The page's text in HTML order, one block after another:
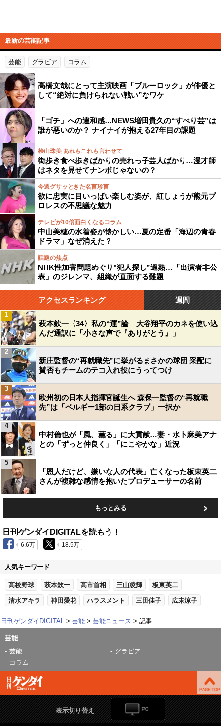
最新の芸能記事
芸能 グラビア コラム
高橋文哉にとって主演映画「ブルーロック」が俳優と
して“絶対に負けられない戦い”なワケ
「ゴチ」への違和感…NEWS増田貴久の“すべり芸”は
誰が悪いのか？ ナイナイが抱える27年目の課題
桧山珠美 あれもこれも言わせて
街歩き食べ歩きばかりの売れっ子芸人ばかり…漫才師
はネタを見せてナンボじゃないの？
今週グサッときた名言珍言
欲に忠実に目いっぱい楽しむ姿が、紅しょうが熊元プ
ロレスの不思議な魅力
テレビが10倍面白くなるコラム
中山美穂の水着姿が懐かしい…夏の定番「海辺の青春
ドラマ」なぜ消えた？
話題の焦点
NHK性加害問題めぐり"犯人探し”過熱…「出演者非公
表」のジレンマ、組織が直面する難題
アクセスランキング 週間
萩本欽一〈34〉私の“運”論 大谷翔平のカネを使い込
んだ通訳に「小さな声で『ありがとう』」
1
新庄監督の“再就職先”に挙がるまさかの球団 采配に
賛否もチームのテコ入れ役にうってつけ
2
欧州初の日本人指揮官誕生へ 森保一監督の“再就職
先”は「ベルギー1部の日系クラブ」一択か
3
中村倫也が「風、薫る」に大貢献…妻・水卜麻美アナ
との「ずっと仲良く」「にこやかな」近況
4
「恩人だけど、嫌いな人の代表」亡くなった板東英二
さんが複雑な感情を抱いたプロデューサーの名前
5
もっとみる
日刊ゲンダイDIGITALを読もう！
6.6万 18.5万
人気キーワード
高校野球 萩本欽一 高市首相 三山凌輝 板東英二
清水アキラ 神田愛花 ハラスメント 三田佳子 広末涼子
日刊ゲンダイDIGITAL 芸能 芸能ニュース 記事
芸能
芸能
グラビア
コラム
表示切り替え